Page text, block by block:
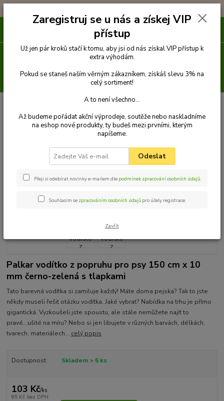
Menu
Hledat
Klasická vodítka popruhová
zelená s tlapkami
Palkar vodítko z popruhu pro psy
150 cm x 10 mm černo-zelená s
tlapkami
Palkar vodítko z popruhu pro psy 150 cm x 10
mm černo-zelená s tlapkami
Tato barevná vodítka si zamiluje každý! Máte doma pejska? Tak to jste
někdy museli řešit otázku vodítka. Jaké vybrat? Nabídka na trhu je přímo
gigantická. Vyzkoušeli jste spoustu, ale stále nemůžete najít to
pravé...ušité na míru? Nebo si jen libujete v různých barvách, délkách,
tvarech, materiálech... celý popis
Dostupnost Skladem > 5 ks
103 Kč/ks
85 Kč bez DPH
Zaregistruj se u nás a získej VIP
přístup
Už jen pár kroků stačí k tomu, aby jsi od nás získal VIP přístup k
extra výhodám.
Pokud se staneš naším věrným zákazníkem, získáš slevu 3% na
celý sortiment!
A to není všechno...
Až budeme pořádat akční výprodeje, soutěže nebo naskladníme
na eshop nové produkty, ty budeš mezi prvními, kterým
napíšeme.
Odeslat
Přeji si odebírat novinky e-mailem dle podmínek zpracování osobních údajů.
Souhlasím se zpracováním osobních údajů pro účely registrace.
Zavřít